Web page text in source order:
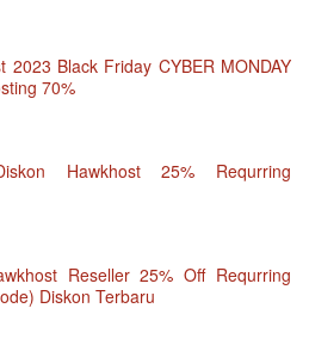
2023 Black Friday CYBER MONDAY
70%
Hawkhost 25% Requrring
Reseller 25% Off Requrring
Diskon Terbaru